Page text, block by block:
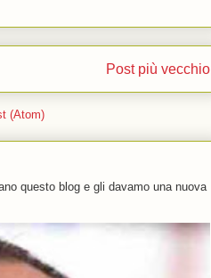
Post più vecchio
(Atom)
questo blog e gli davamo una nuova